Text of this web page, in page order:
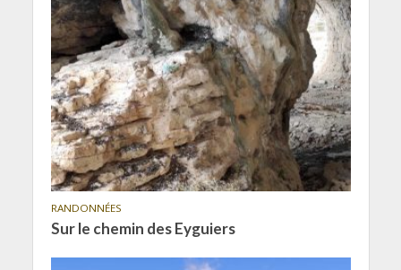
RANDONNÉES
Sur le chemin des Eyguiers